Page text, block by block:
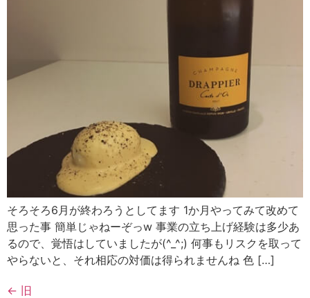
そろそろ6月が終わろうとしてます 1か月やってみて改めて
思った事 簡単じゃねーぞっw 事業の立ち上げ経験は多少あ
るので、覚悟はしていましたが(^_^;) 何事もリスクを取って
やらないと、それ相応の対価は得られませんね 色 […]
← 旧